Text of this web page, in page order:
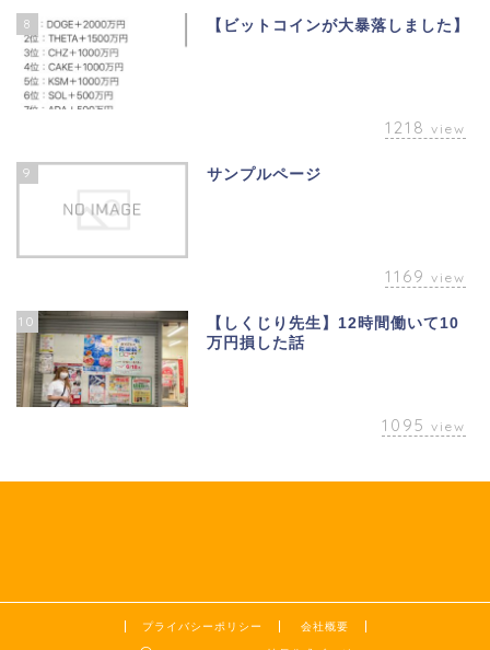
8 【ビットコインが大暴落しました】
1218 view
9 サンプルページ
1169 view
10
【しくじり先生】12時間働いて10
万円損した話
1095 view
プライバシーポリシー 会社概要